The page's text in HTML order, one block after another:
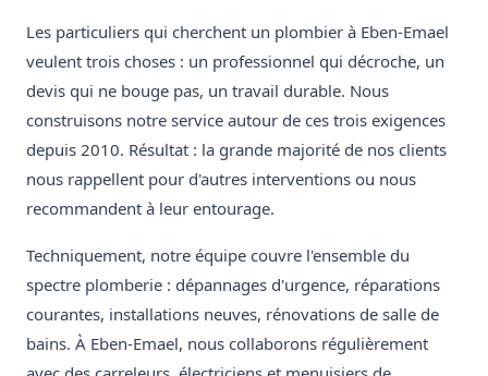
Les particuliers qui cherchent un plombier à Eben-Emael
veulent trois choses : un professionnel qui décroche, un
devis qui ne bouge pas, un travail durable. Nous
construisons notre service autour de ces trois exigences
depuis 2010. Résultat : la grande majorité de nos clients
nous rappellent pour d'autres interventions ou nous
recommandent à leur entourage.
Techniquement, notre équipe couvre l'ensemble du
spectre plomberie : dépannages d'urgence, réparations
courantes, installations neuves, rénovations de salle de
bains. À Eben-Emael, nous collaborons régulièrement